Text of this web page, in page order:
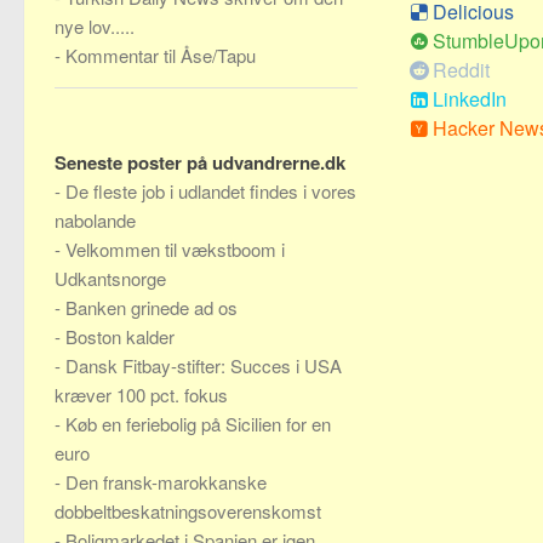
Delicious
Reddit
LinkedIn
Hacker
nye lov.....
- Kommentar til Åse/Tapu
Seneste poster på udvandrerne.dk
- De fleste job i udlandet findes i vores
nabolande
-Velkommen til vækstboom i
Udkantsnorge
- Banken grinede ad os
- Boston kalder
- Dansk Fitbay-stifter: Succes i USA
kræver 100 pct. fokus
- Køb en feriebolig på Sicilien for en
euro
- Den fransk-marokkanske
dobbeltbeskatningsoverenskomst